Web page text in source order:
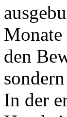
den
In der